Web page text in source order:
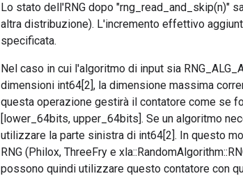
Lo stato dell'RNG dopo "rng_read_and_skip(n)"
altra distribuzione). L'incremento effettivo
specificata.
Nel caso in cui l'algoritmo di input sia
dimensioni int64[2], la dimensione massima
questa operazione gestirà il contatore come se
[lower_64bits, upper_64bits]. Se un algoritmo
utilizzare la parte sinistra di int64[2]. In questo
RNG (Philox, ThreeFry e
possono quindi utilizzare questo contatore con